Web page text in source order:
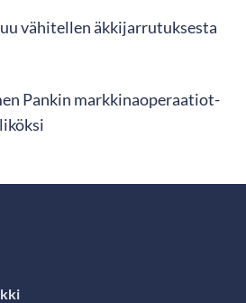
vähitellen äkkijarrutuksesta
Pankin markkinaoperaatiot-